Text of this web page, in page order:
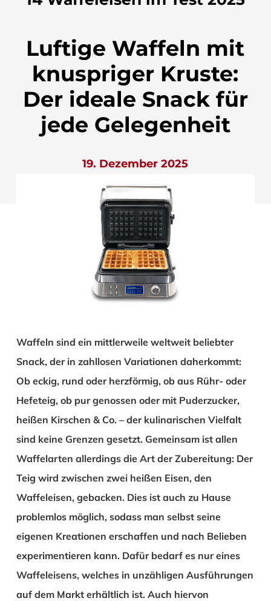
Luftige Waffeln mit
knuspriger Kruste:
Der ideale Snack für
jede Gelegenheit
19. Dezember 2025
Waffeln sind ein mittlerweile weltweit beliebter
Snack, der in zahllosen Variationen daherkommt:
Ob eckig, rund oder herzförmig, ob aus Rühr- oder
Hefeteig, ob pur genossen oder mit Puderzucker,
heißen Kirschen & Co. – der kulinarischen Vielfalt
sind keine Grenzen gesetzt. Gemeinsam ist allen
Waffelarten allerdings die Art der Zubereitung: Der
Teig wird zwischen zwei heißen Eisen, den
Waffeleisen, gebacken. Dies ist auch zu Hause
problemlos möglich, sodass man selbst seine
eigenen Kreationen erschaffen und nach Belieben
experimentieren kann. Dafür bedarf es nur eines
Waffeleisens, welches in unzähligen Ausführungen
auf dem Markt erhältlich ist. Auch hiervon